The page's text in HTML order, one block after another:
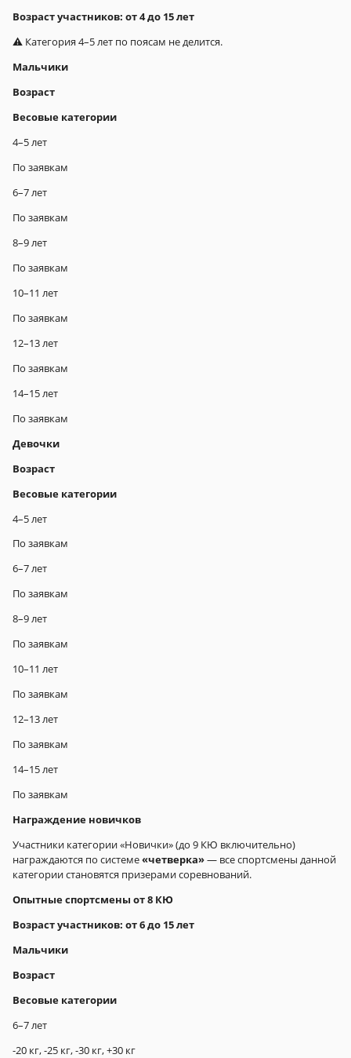
Возраст участников: от 4 до 15 лет
⚠️ Категория 4–5 лет по поясам не делится.
Мальчики
Возраст
Весовые категории
4–5 лет
По заявкам
6–7 лет
По заявкам
8–9 лет
По заявкам
10–11 лет
По заявкам
12–13 лет
По заявкам
14–15 лет
По заявкам
Девочки
Возраст
Весовые категории
4–5 лет
По заявкам
6–7 лет
По заявкам
8–9 лет
По заявкам
10–11 лет
По заявкам
12–13 лет
По заявкам
14–15 лет
По заявкам
Награждение новичков
Участники категории «Новички» (до 9 КЮ включительно)
награждаются по системе«четверка»— все спортсмены данной
категории становятся призерами соревнований.
Опытные спортсмены от 8 КЮ
Возраст участников: от 6 до 15 лет
Мальчики
Возраст
Весовые категории
6–7 лет
-20 кг, -25 кг, -30 кг, +30 кг